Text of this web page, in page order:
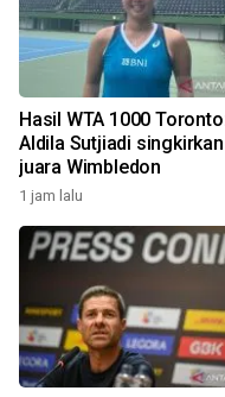
Hasil WTA 1000
Aldila Sutjiadi singkirkan
juara Wimbledon
1 jam lalu